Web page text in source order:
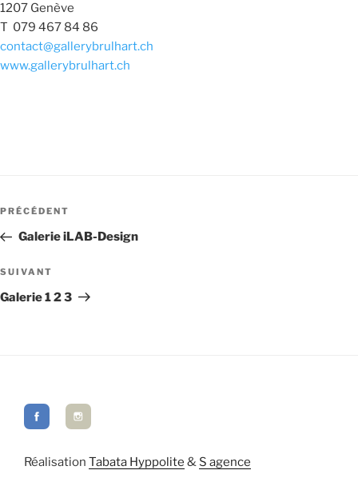
1207 Genève
T 079 467 84 86
contact@gallerybrulhart.ch
www.gallerybrulhart.ch
de
l’article
Article
précédent
PRÉCÉDENT
Galerie iLAB-Design
Article
suivant
SUIVANT
Galerie 1 2 3
Réalisation Tabata Hyppolite & S agence